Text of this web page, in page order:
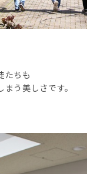
たちも
う美しさです。